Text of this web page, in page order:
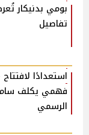
بومي بدنيكار
تفاصيل
استعدادًا
فهمي يكلف
الرسمي